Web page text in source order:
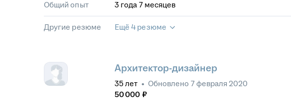
Общий опыт 3 года 7 месяцев
Другие резюме Ещё 4 резюме
Архитектор-дизайнер
35 лет • Обновлено 7 февраля 2020
50 000 ₽